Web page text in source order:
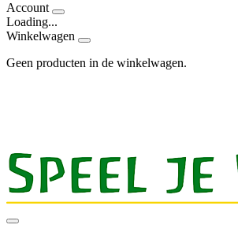
Account
Loading...
Winkelwagen
Geen producten in de winkelwagen.